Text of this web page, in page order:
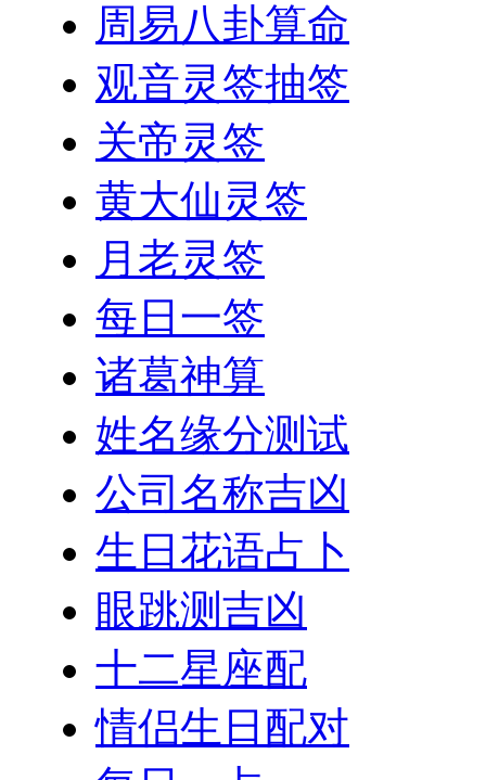
周易八卦算命
观音灵签抽签
关帝灵签
黄大仙灵签
月老灵签
每日一签
诸葛神算
姓名缘分测试
公司名称吉凶
生日花语占卜
眼跳测吉凶
十二星座配
情侣生日配对